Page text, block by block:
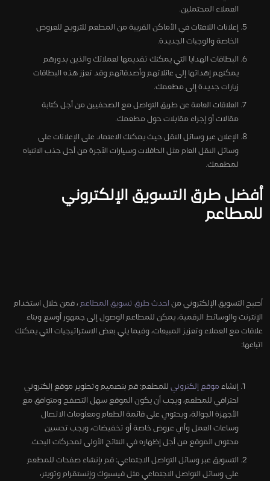
العملاء المحتملين.
إعلانات اللافتات في الأماكن القريبة من المطعم للترويج للعروض
الخاصة والوجبات الجديدة.
البطاقات الهدايا التي يمكنك تقديمها لعملائك والذين بدورهم
يمكنهم إهدائها إلى عائلاتهم وأصدقائهم وقد تعزز هذه البطاقات
زيارات جديدة إلى مطعمك.
العلاقات العامة عن طريق التواصل مع الصحفيين من أجل كتابة
مقالات أو إجراء مقابلات حول مطعمك.
الإعلان عبر وسائل النقل حيث يمكنك الاعتماد على الإعلانات على
وسائل النقل العام مثل الحافلات وسيارات الأجرة من أجل جذب الانتباه
لمطعمك.
أفضل طرق التسويق الإلكتروني
للمطاعم
أصبح التسويق الإلكتروني من احدث طرق تسويق المطاعم ، فمن خلال استخدام
الإنترنت والوسائط الرقمية، يمكن للمطاعم الوصول إلى جمهور أوسع وبناء
علاقات مع العملاء وتعزيز المبيعات، وفيما يلي بعض الاستراتيجيات التي يمكنك
اتباعها:
إنشاء موقع إلكتروني للمطعم: قم بتصميم وتطوير موقع إلكتروني
احترافي للمطعم، ويجب أن يكون الموقع سهل التصفح ومتوافق مع
الأجهزة الجوالة، ويحتوي على قائمة الطعام ومعلومات الاتصال
وساعات العمل وأي عروض خاصة أو تخفيضات، ويجب تحسين
محتوى الموقع من أجل إظهاره في النتائج الأولى لمحركات البحث.
التسويق عبر وسائل التواصل الاجتماعي: قم بإنشاء صفحات للمطعم
على وسائل التواصل الاجتماعي مثل فيسبوك وإنستقرام وتويتر،